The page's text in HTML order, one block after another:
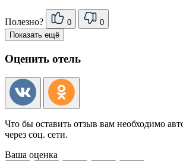
Полезно? 0
0
Показать ещё
Оценить отель
Что бы оставить отзыв вам необходимо
через соц. сети.
Ваша оценка